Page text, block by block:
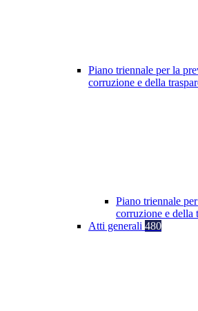
Piano triennale per la
corruzione e della
Piano triennale
corruzione e della
Atti generali 480